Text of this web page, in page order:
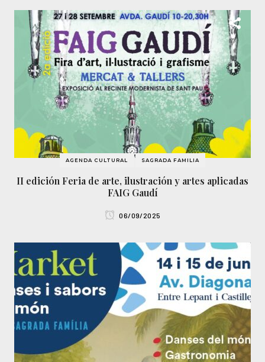
AGENDA CULTURAL SAGRADA FAMILIA
II edición Feria de arte, ilustración y artes aplicadas
FAIG Gaudí
06/09/2025